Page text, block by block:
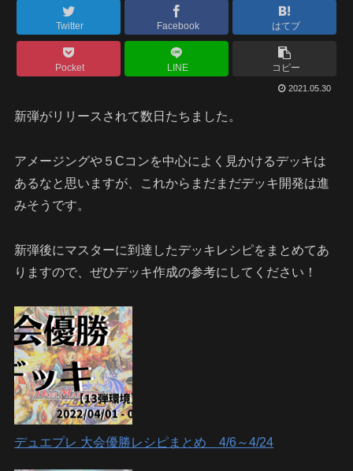
Twitter Facebook はてブ
Pocket LINE コピー
2021.05.30
新弾がリリースされて数日たちました。
アメージングや５Cコンを中心によく見かけるデッキは
あるなと思いますが、これからまだまだデッキ開発は進
みそうです。
新弾後にマスターに到達したデッキレシピをまとめてあ
りますので、ぜひデッキ作成の参考にしてください！
デュエプレ 大会優勝レシピまとめ 4/6～4/24